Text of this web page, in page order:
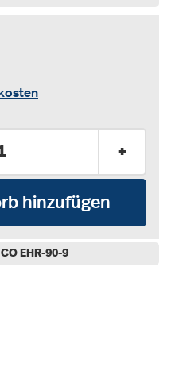
+
hinzufügen
CO EHR-90-9